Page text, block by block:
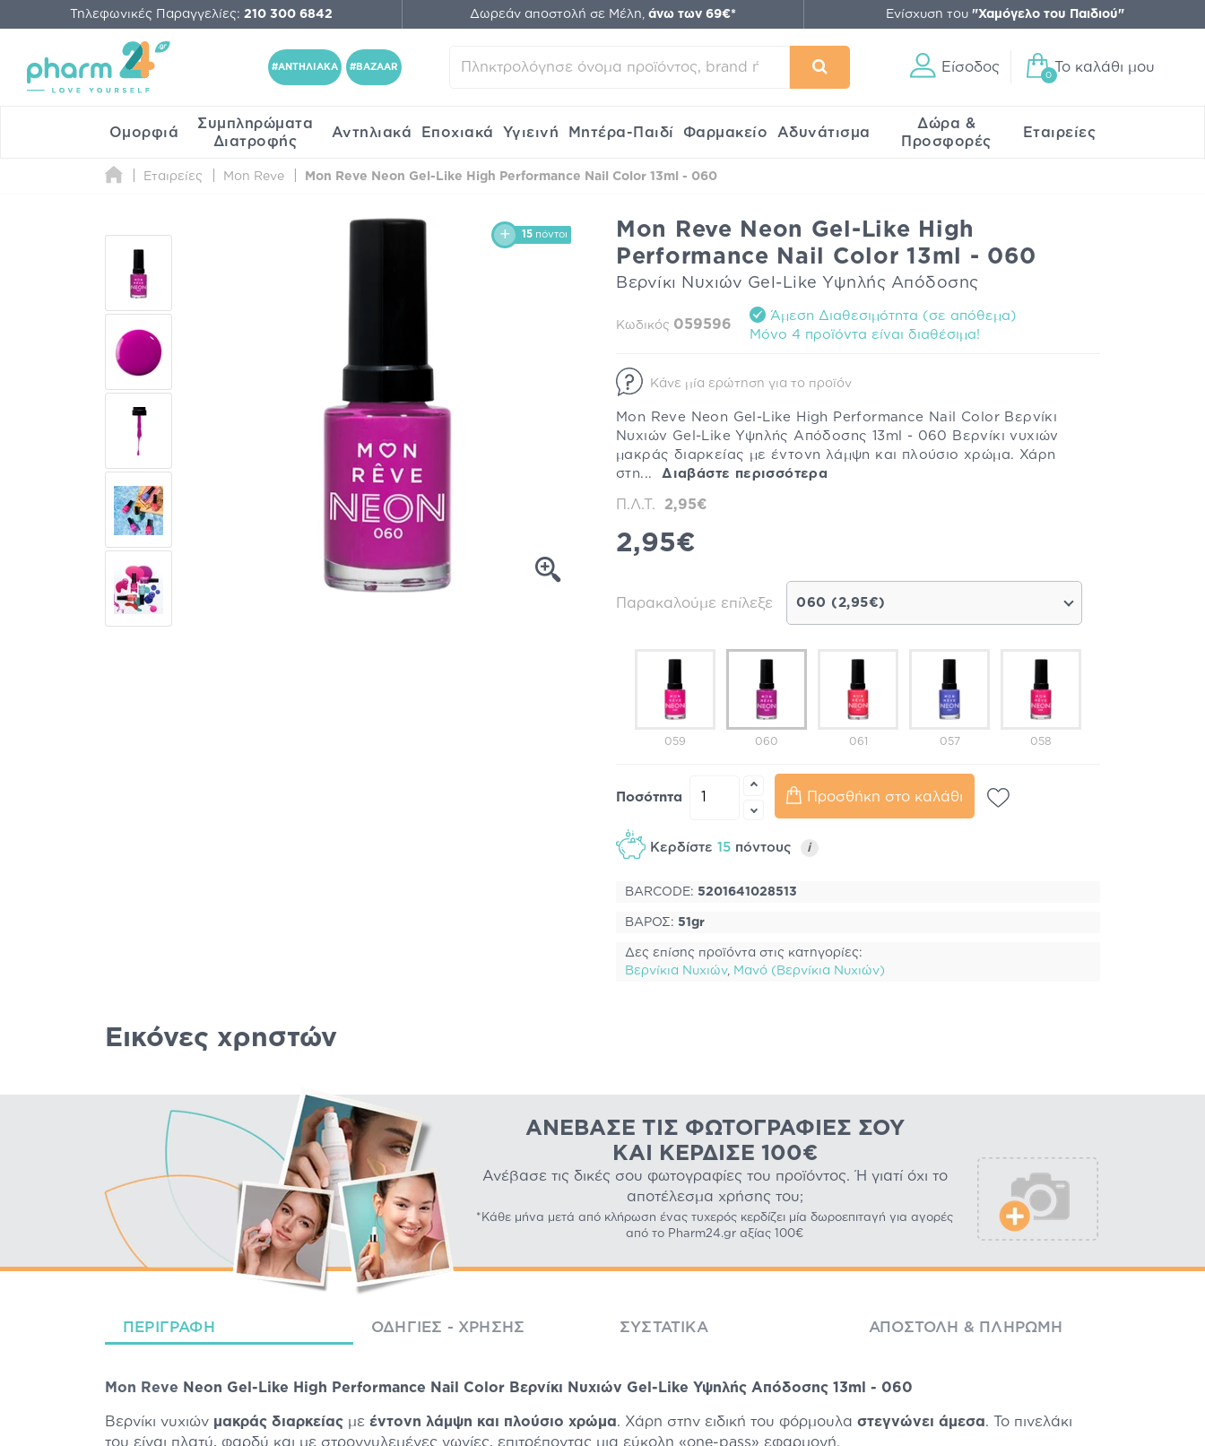
Τηλεφωνικές Παραγγελίες: 210 300 6842 Δωρεάν αποστολή σε Μέλη, άνω των 69€* Ενίσχυση του "Χαμόγελο του Παιδιού"
#ΑΝΤΗΛΙΑΚΑ #BAZAAR Είσοδος
0
Το καλάθι μου
Ομορφιά
Συμπληρώματα
Διατροφής
Αντηλιακά Εποχιακά Υγιεινή Μητέρα-Παιδί Φαρμακείο Αδυνάτισμα
Δώρα &
Προσφορές
Εταιρείες
Εταιρείες Mon Reve Mon Reve Neon Gel-Like High Performance Nail Color 13ml - 060
15 πόντοι
Mon Reve Neon Gel-Like High
Performance Nail Color 13ml - 060
Βερνίκι Νυχιών Gel-Like Υψηλής Απόδοσης
Κωδικός 059596
Άμεση Διαθεσιμότητα (σε απόθεμα)
Mόνο 4 προϊόντα είναι διαθέσιμα!
Κάνε μία ερώτηση για το προϊόν
Mon Reve Neon Gel-Like High Performance Nail Color Βερνίκι
Νυχιών Gel-Like Υψηλής Απόδοσης 13ml - 060 Βερνίκι νυχιών
μακράς διαρκείας με έντονη λάμψη και πλούσιο χρώμα. Χάρη
στη...Διαβάστε περισσότερα
Π.Λ.Τ. 2,95€
2,95€
Παρακαλούμε επίλεξε 060 (2,95€)
059 060 061 057 058
Ποσότητα Προσθήκη στο καλάθι
Κερδίστε 15 πόντους i
BARCODE: 5201641028513
ΒΑΡΟΣ: 51gr
Δες επίσης προϊόντα στις κατηγορίες:
Βερνίκια Νυχιών, Μανό (Βερνίκια Νυχιών)
Εικόνες χρηστών
ΑΝΈΒΑΣΕ ΤΙΣ ΦΩΤΟΓΡΑΦΊΕΣ ΣΟΥ
ΚΑΙ ΚΈΡΔΙΣΕ 100€
Ανέβασε τις δικές σου φωτογραφίες του προϊόντος. Ή γιατί όχι το
αποτέλεσμα χρήσης του;
*Κάθε μήνα μετά από κλήρωση ένας τυχερός κερδίζει μία δωροεπιταγή για αγορές
από το Pharm24.gr αξίας 100€
ΠΕΡΙΓΡΑΦΉ ΟΔΗΓΊΕΣ - ΧΡΉΣΗΣ ΣΥΣΤΑΤΙΚΆ ΑΠΟΣΤΟΛΉ & ΠΛΗΡΩΜΉ
Mon Reve Neon Gel-Like High Performance Nail Color Βερνίκι Νυχιών Gel-Like Υψηλής Απόδοσης 13ml - 060
Βερνίκι νυχιών μακράς διαρκείας με έντονη λάμψη και πλούσιο χρώμα. Χάρη στην ειδική του φόρμουλα στεγνώνει άμεσα. Το πινελάκι
του είναι πλατύ, φαρδύ και με στρογγυλεμένες γωνίες, επιτρέποντας μια εύκολη «one-pass» εφαρμογή.